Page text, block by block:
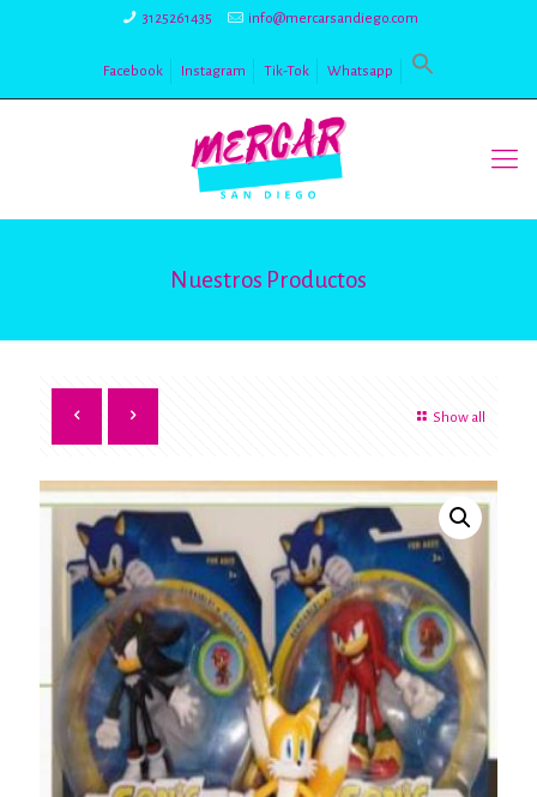
3125261435 info@mercarsandiego.com
Facebook Instagram Tik-Tok Whatsapp
Nuestros Productos
Show all